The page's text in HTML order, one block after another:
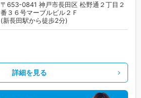
〒653-0841 神戸市長田区 松野通２丁目２
番３６号マーブルビル２Ｆ
(新長田駅から徒歩2分)
詳細を見る